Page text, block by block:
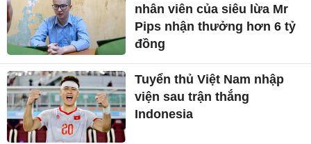
nhân viên của siêu lừa Mr
Pips nhận thưởng hơn 6 tỷ
đồng
Tuyển thủ Việt Nam nhập
viện sau trận thắng
Indonesia